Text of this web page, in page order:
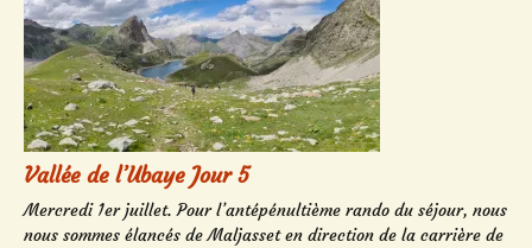
Vallée de l’Ubaye Jour 5
Mercredi 1er juillet. Pour l’antépénultième rando du séjour, nous
nous sommes élancés de Maljasset en direction de la carrière de